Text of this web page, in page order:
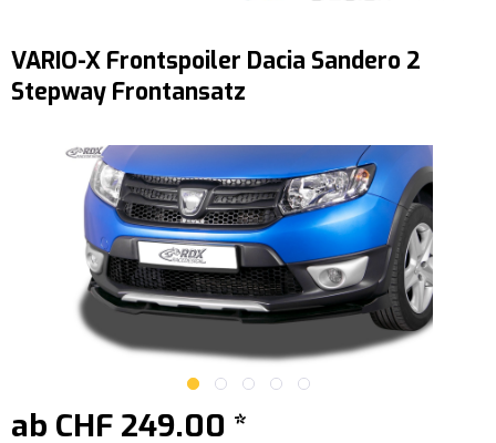
VARIO-X Frontspoiler Dacia Sandero 2
Stepway Frontansatz
ab CHF 249.00 *